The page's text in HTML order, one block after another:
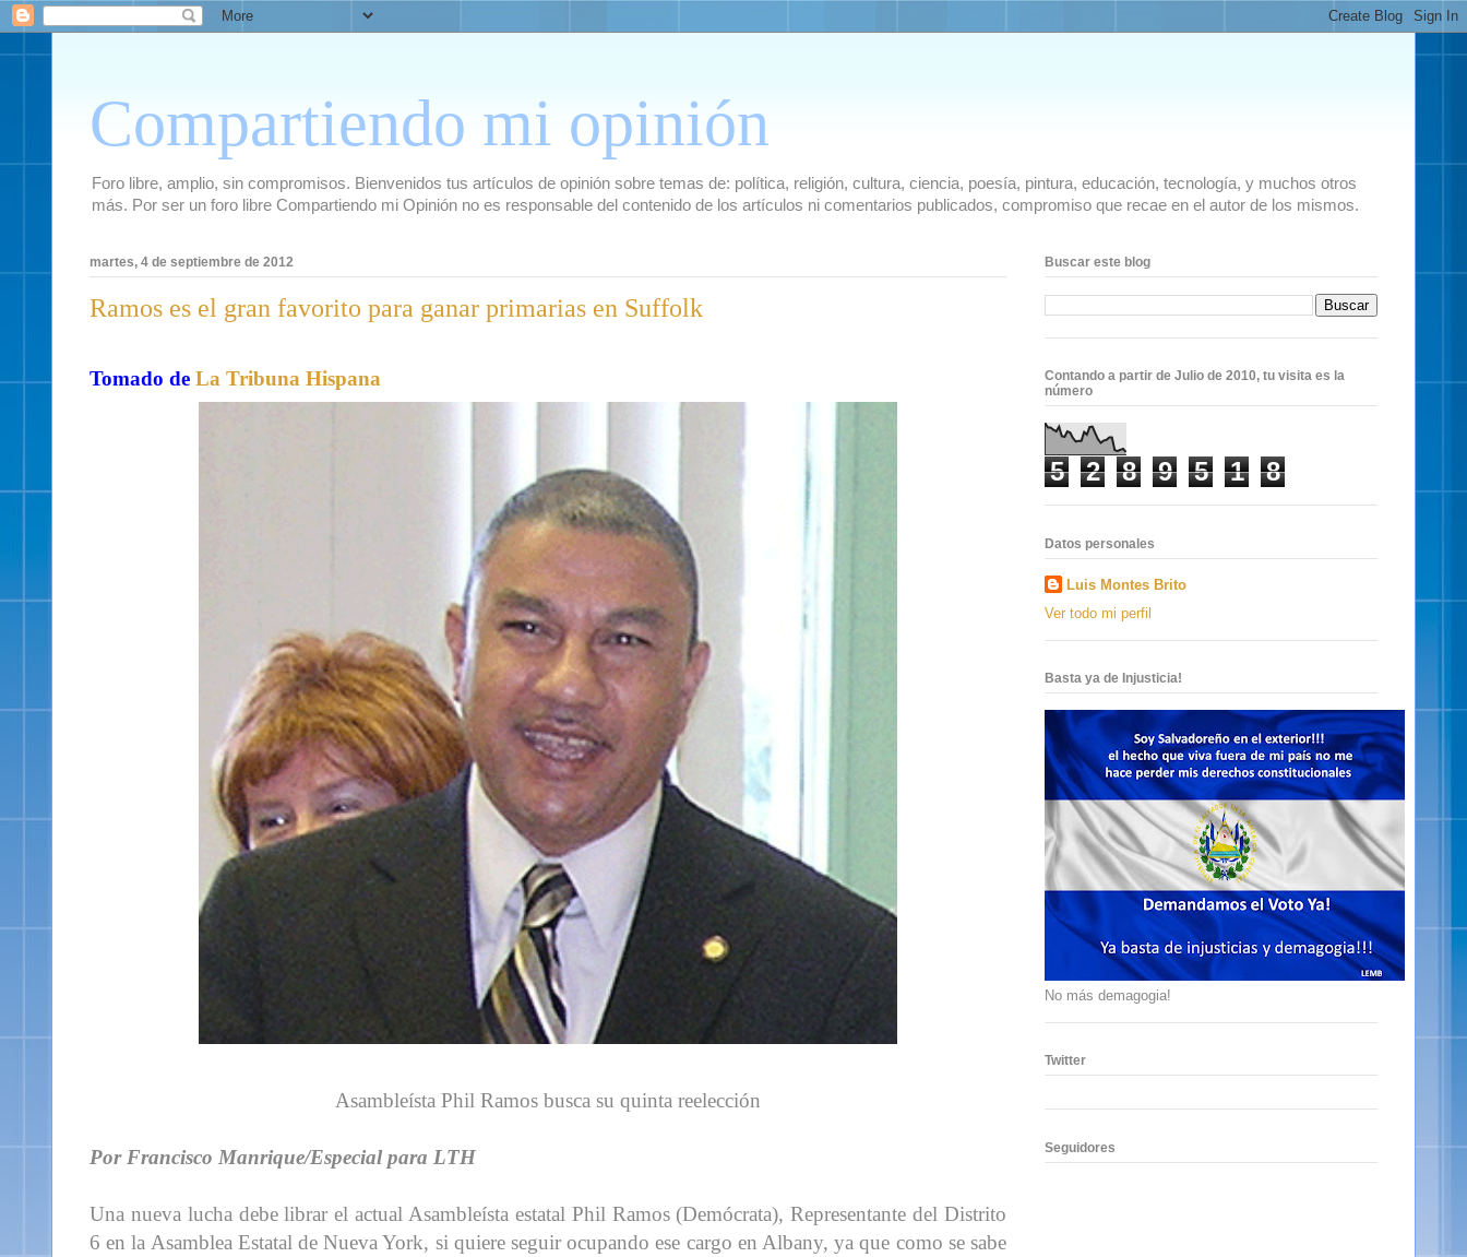
Compartiendo mi opinión
Foro libre, amplio, sin compromisos. Bienvenidos tus artículos de opinión sobre temas de: política, religión, cultura, ciencia, poesía, pintura, educación, tecnología, y muchos otros
más. Por ser un foro libre Compartiendo mi Opinión no es responsable del contenido de los artículos ni comentarios publicados, compromiso que recae en el autor de los mismos.
martes, 4 de septiembre de 2012
Ramos es el gran favorito para ganar primarias en Suffolk
Tomado de La Tribuna Hispana
Asambleísta Phil Ramos busca su quinta reelección
Por Francisco Manrique/Especial para LTH
Una nueva lucha debe librar el actual Asambleísta estatal Phil Ramos (Demócrata), Representante del Distrito
6 en la Asamblea Estatal de Nueva York, si quiere seguir ocupando ese cargo en Albany, ya que como se sabe
Buscar este blog
Contando a partir de Julio de 2010, tu visita es la
número
5 2 8 9 5 1 8
Datos personales
Luis Montes Brito
Ver todo mi perfil
Basta ya de Injusticia!
No más demagogia!
Twitter
Seguidores